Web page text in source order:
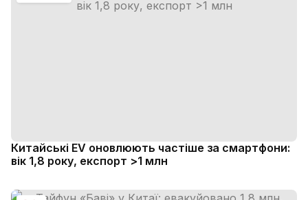
Китайські EV оновлюють частіше за смартфони:
вік 1,8 року, експорт >1 млн